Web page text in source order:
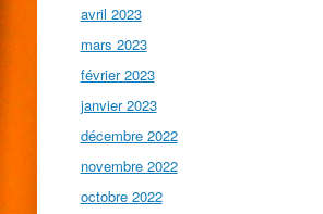
avril 2023
mars 2023
février 2023
janvier 2023
décembre 2022
novembre 2022
octobre 2022